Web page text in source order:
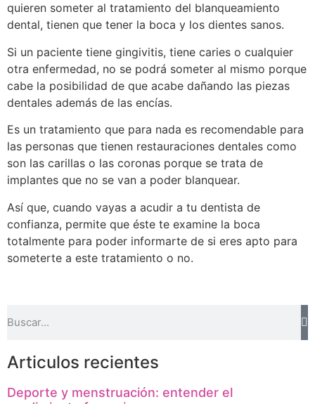
quieren someter al tratamiento del blanqueamiento
dental, tienen que tener la boca y los dientes sanos.
Si un paciente tiene gingivitis, tiene caries o cualquier
otra enfermedad, no se podrá someter al mismo porque
cabe la posibilidad de que acabe dañando las piezas
dentales además de las encías.
Es un tratamiento que para nada es recomendable para
las personas que tienen restauraciones dentales como
son las carillas o las coronas porque se trata de
implantes que no se van a poder blanquear.
Así que, cuando vayas a acudir a tu dentista de
confianza, permite que éste te examine la boca
totalmente para poder informarte de si eres apto para
someterte a este tratamiento o no.
Articulos recientes
Deporte y menstruación: entender el